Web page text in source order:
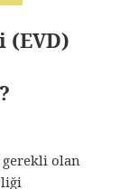
gerekli olan